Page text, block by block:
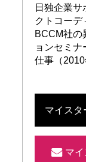
日独企業サ
クトコーデ
BCCM社の
ョンセミナ
仕事（2010
マイスタ
マ